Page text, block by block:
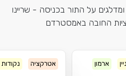
על התור בכניסה - שריינו
החובה באמסטרדם
ארמון אטרקציה נקודות